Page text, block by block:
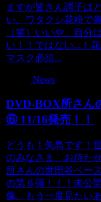
ますが皆さん調子は
い、ワタクシ花粉で
（笑）いいや、自分
い！！ではない...！
マスク必須...
News
DVD-BOX所さん
⑥ 11/16発売！！
どうも！矢島です！
のみなさま、お待た
所さんの世田谷ベ
の第６弾！！！未公
像、もう一度見たい